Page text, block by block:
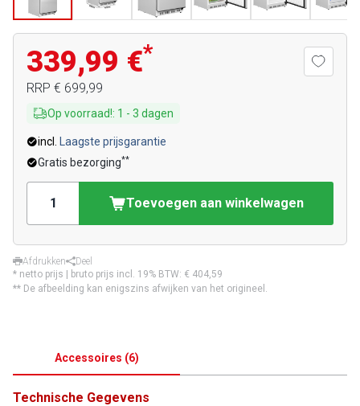
339,99 €*
RRP € 699,99
Op voorraad!: 1 - 3 dagen
incl.
Laagste prijsgarantie
Gratis bezorging**
Toevoegen aan winkelwagen
Afdrukken
Deel
* netto prijs | bruto prijs incl. 19% BTW: € 404,59
** De afbeelding kan enigszins afwijken van het origineel.
Accessoires (6)
Technische Gegevens